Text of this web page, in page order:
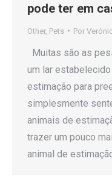
pode ter em
Other, Pets Por
Muitas são as
um lar
estimação para
simplesmente
animais de
trazer um pouco
animal de